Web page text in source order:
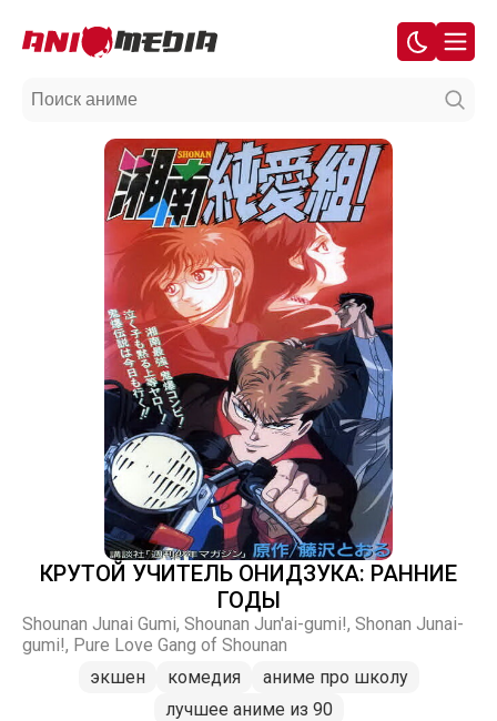
КРУТОЙ УЧИТЕЛЬ ОНИДЗУКА: РАННИЕ
ГОДЫ
Shounan Junai Gumi, Shounan Jun'ai-gumi!, Shonan Junai-
gumi!, Pure Love Gang of Shounan
экшен
комедия
аниме про школу
лучшее аниме из 90